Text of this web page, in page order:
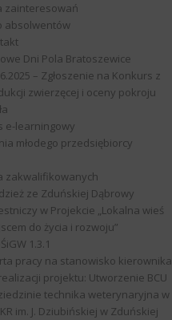
zainteresowań
absolwentów
Dni Pola Bratoszewice
– Zgłoszenie na Konkurs z
zwierzęcej i oceny pokroju
e-learningowy
młodego przedsiębiorcy
zakwalifikowanych
ze Zduńskiej Dąbrowy
w Projekcie „Lokalna wieś
do życia i rozwoju”
1.3.1
pracy na stanowisko kierownika
projektu: Utworzenie BCU
technika weterynaryjna w
im. J. Dziubińskiej w Zduńskiej